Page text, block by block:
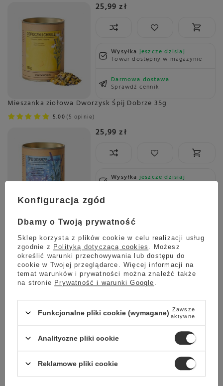
25,99 zł
Wysyłkajeszcze dzisiaj
Towar dostępny w magazynie
Darmowa dostawa
Sprawdź cennik
Mieszanka ziołowa Dworzysk Śpij Dobrze 35g
5.00 5 opinie
25,99 zł
Wysyłkajeszcze dzisiaj
Towar dostępny w magazynie
Mieszanka ziołowa Dworzysk Na Zdrowie 50g
5.00 4 opinie
27,99 zł
Towar dostępny w magazynie
Sprawdź cennik
5.00 2 opinie
Konfiguracja zgód
Dbamy o Twoją prywatność
Sklep korzysta z plików cookie w celu realizacji usług
zgodnie z Polityką dotyczącą cookies
. Możesz
określić warunki przechowywania lub dostępu do
cookie w Twojej przeglądarce. Więcej informacji na
temat warunków i prywatności można znaleźć także
na stronie Prywatność i warunki Google
Funkcjonalne pliki cookie (wymagane) Zawsze
aktywne
Analityczne pliki cookie
Reklamowe pliki cookie